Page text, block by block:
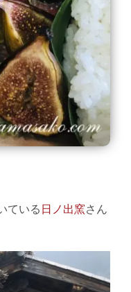
ている 日ノ出窯さん